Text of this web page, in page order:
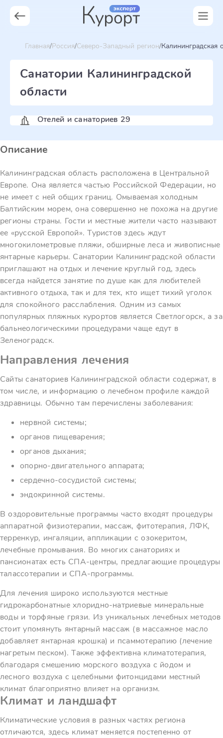
Главная Россия Северо-Западный регион Калининградская
Санатории Калининградской
области
Отелей и санаториев 29
Описание
Калининградская область расположена в Центральной
Европе. Она является частью Российской Федерации, но
не имеет с ней общих границ. Омываемая холодным
Балтийским морем, она совершенно не похожа на другие
регионы страны. Гости и местные жители часто называют
ее «русской Европой». Туристов здесь ждут
многокилометровые пляжи, обширные леса и живописные
янтарные карьеры. Санатории Калининградской области
приглашают на отдых и лечение круглый год, здесь
всегда найдется занятие по душе как для любителей
активного отдыха, так и для тех, кто ищет тихий уголок
для спокойного расслабления. Одним из самых
популярных пляжных курортов является Светлогорск, а за
бальнеологическими процедурами чаще едут в
Зеленоградск.
Направления лечения
Сайты санаториев Калининградской области содержат, в
том числе, и информацию о лечебном профиле каждой
здравницы. Обычно там перечислены заболевания:
нервной системы;
органов пищеварения;
органов дыхания;
опорно-двигательного аппарата;
сердечно-сосудистой системы;
эндокринной системы.
В оздоровительные программы часто входят процедуры
аппаратной физиотерапии, массаж, фитотерапия, ЛФК,
терренкур, ингаляции, аппликации с озокеритом,
лечебные промывания. Во многих санаториях и
пансионатах есть СПА-центры, предлагающие процедуры
талассотерапии и СПА-программы.
Для лечения широко используются местные
гидрокарбонатные хлоридно-натриевые минеральные
воды и торфяные грязи. Из уникальных лечебных методов
стоит упомянуть янтарный массаж (в массажное масло
добавляет янтарная крошка) и псаммотерапию (лечение
нагретым песком). Также эффективна климатотерапия,
благодаря смешению морского воздуха с йодом и
лесного воздуха с целебными фитонцидами местный
климат благоприятно влияет на организм.
Климат и ландшафт
Климатические условия в разных частях региона
отличаются, здесь климат меняется постепенно от